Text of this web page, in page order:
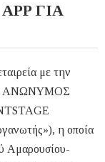
ΓΙΑ
με την
ΑΝΩΝΥΜΟΣ
η οποία
Αμαρουσίου-